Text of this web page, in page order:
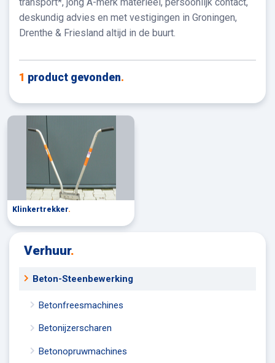
deskundig advies en met vestigingen in Groningen,
Drenthe & Friesland altijd in de buurt.
1 product gevonden.
Klinkertrekker.
Verhuur.
Beton-Steenbewerking
Betonfreesmachines
Betonijzerscharen
Betonopruwmachines